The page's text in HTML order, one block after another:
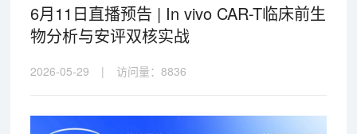
6月11日直播预告 | In vivo CAR-T临床前生
物分析与安评双核实战
2026-05-29 | 访问量：8836